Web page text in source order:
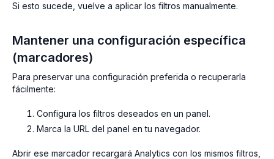
Si esto sucede, vuelve a aplicar los filtros manualmente.
Mantener una configuración específica
(marcadores)
Para preservar una configuración preferida o recuperarla
fácilmente:
Configura los filtros deseados en un panel.
Marca la URL del panel en tu navegador.
Abrir ese marcador recargará Analytics con los mismos filtros,